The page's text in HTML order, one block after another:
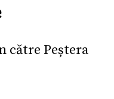
către Peștera